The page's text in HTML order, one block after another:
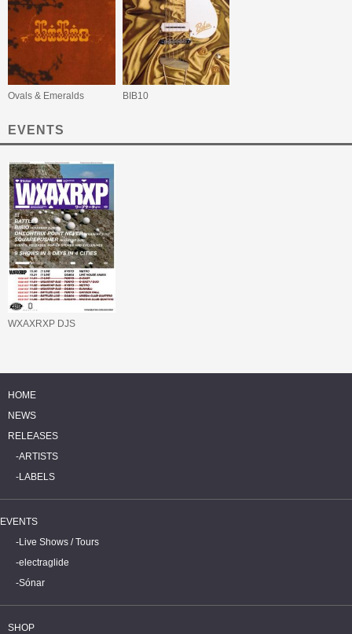
Ovals & Emeralds BIB10
EVENTS
WXAXRXP DJS
HOME
NEWS
RELEASES
ARTISTS
LABELS
EVENTS
Live Shows / Tours
electraglide
Sónar
SHOP